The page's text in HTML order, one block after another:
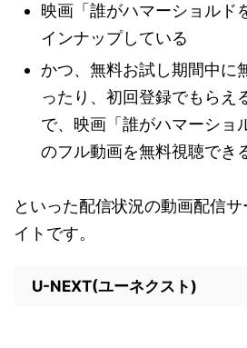
映画「誰がハマーショルド
インナップしている
かつ、無料お試し期間中に
ったり、初回登録でもらえ
で、映画「誰がハマーショ
のフル動画を無料視聴でき
といった配信状況の動画配信
イトです。
U-NEXT(ユーネクスト)